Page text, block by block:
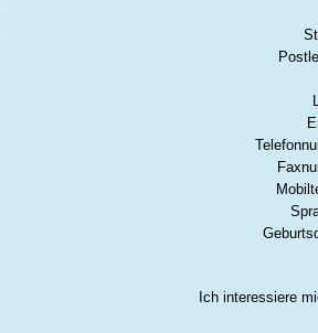
Ich interessiere